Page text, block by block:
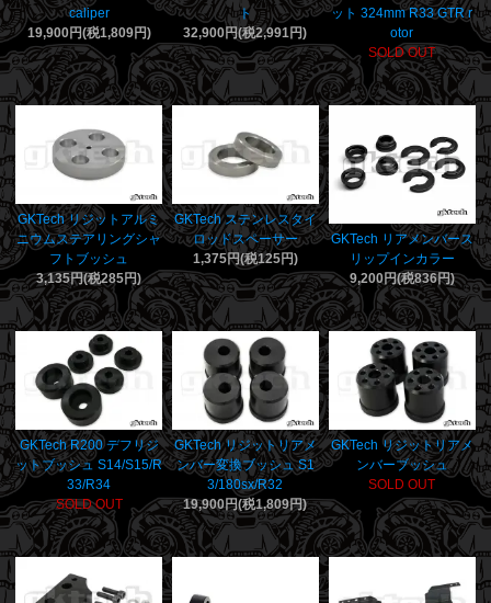
caliper
19,900円(税1,809円)
ト
32,900円(税2,991円)
ット 324mm R33 GTR r
otor
SOLD OUT
GKTech リジットアルミ
ニウムステアリングシャ
フトブッシュ
3,135円(税285円)
GKTech ステンレスタイ
ロッドスペーサー
1,375円(税125円)
GKTech リアメンバース
リップインカラー
9,200円(税836円)
GKTech R200 デフリジ
ットブッシュ S14/S15/R
33/R34
SOLD OUT
GKTech リジットリアメ
ンバー変換ブッシュ S1
3/180sx/R32
19,900円(税1,809円)
GKTech リジットリアメ
ンバーブッシュ
SOLD OUT